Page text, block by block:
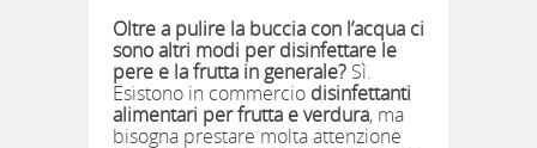
Oltre a pulire la buccia con l’acqua ci
sono altri modi per disinfettare le
pere e la frutta in generale? Sì.
Esistono in commercio disinfettanti
alimentari per frutta e verdura, ma
bisogna prestare molta attenzione